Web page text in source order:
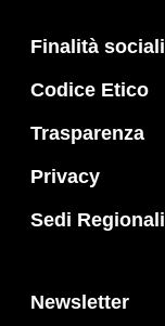
Finalità sociali
Codice Etico
Trasparenza
Privacy
Sedi Regionali
Newsletter